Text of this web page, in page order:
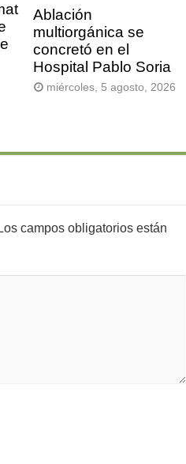
Ablación
multiorgánica se
concretó en el
Hospital Pablo Soria
miércoles, 5 agosto, 2026
campos obligatorios están